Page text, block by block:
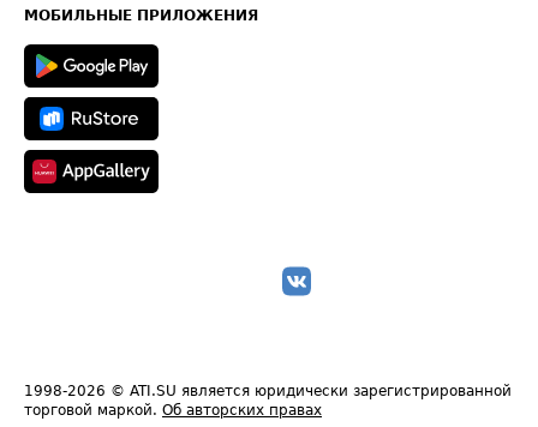
Техническая информация
МОБИЛЬНЫЕ ПРИЛОЖЕНИЯ
1998-2026 © ATI.SU является юридически зарегистрированной
торговой маркой. Об авторских правах